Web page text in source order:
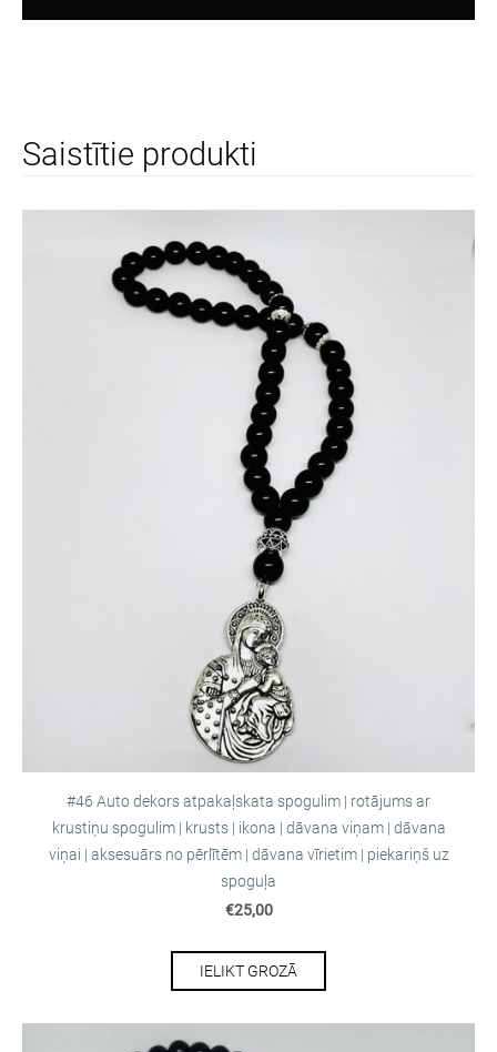
Saistītie produkti
#46 Auto dekors atpakaļskata spogulim | rotājums ar
krustiņu spogulim | krusts | ikona | dāvana viņam | dāvana
viņai | aksesuārs no pērlītēm | dāvana vīrietim | piekariņš uz
spoguļa
€25,00
IELIKT GROZĀ